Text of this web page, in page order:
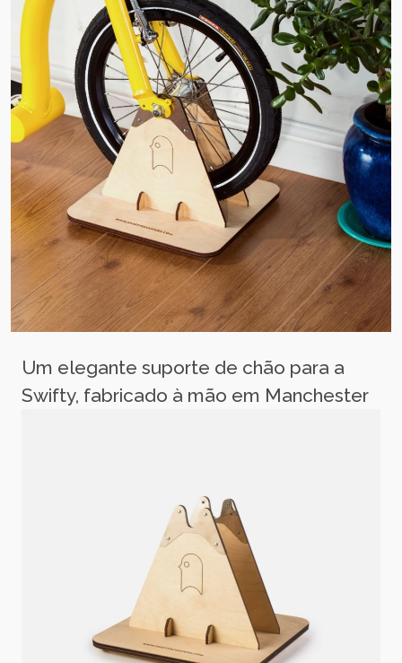
Um elegante suporte de chão para a
Swifty, fabricado à mão em Manchester